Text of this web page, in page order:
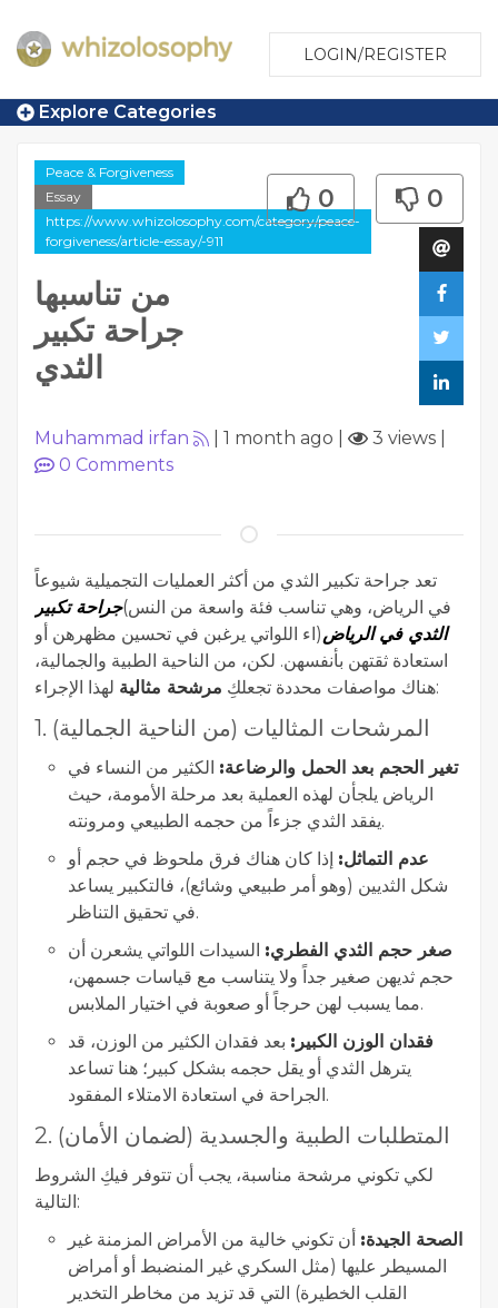
LOGIN/REGISTER
Explore Categories
Peace & Forgiveness
Essay
https://www.whizolosophy.com/category/peace-
forgiveness/article-essay/-911
من تناسبها
جراحة تكبير
الثدي
0 0
Muhammad irfan 1 month ago 3 views
0 Comments
تعد جراحة تكبير الثدي من أكثر العمليات التجميلية شيوعاً
في الرياض، وهي تناسب فئة واسعة من النس)جراحة تكبير
الثدي في الرياض(اء اللواتي يرغبن في تحسين مظهرهن أو
استعادة ثقتهن بأنفسهن. لكن، من الناحية الطبية والجمالية،
هناك مواصفات محددة تجعلكِ مرشحة مثالية لهذا الإجراء:
1. المرشحات المثاليات (من الناحية الجمالية)
تغير الحجم بعد الحمل والرضاعة: الكثير من النساء في
الرياض يلجأن لهذه العملية بعد مرحلة الأمومة، حيث
يفقد الثدي جزءاً من حجمه الطبيعي ومرونته.
عدم التماثل: إذا كان هناك فرق ملحوظ في حجم أو
شكل الثديين (وهو أمر طبيعي وشائع)، فالتكبير يساعد
في تحقيق التناظر.
صغر حجم الثدي الفطري: السيدات اللواتي يشعرن أن
حجم ثديهن صغير جداً ولا يتناسب مع قياسات جسمهن،
مما يسبب لهن حرجاً أو صعوبة في اختيار الملابس.
فقدان الوزن الكبير: بعد فقدان الكثير من الوزن، قد
يترهل الثدي أو يقل حجمه بشكل كبير؛ هنا تساعد
الجراحة في استعادة الامتلاء المفقود.
2. المتطلبات الطبية والجسدية (لضمان الأمان)
لكي تكوني مرشحة مناسبة، يجب أن تتوفر فيكِ الشروط
التالية:
الصحة الجيدة: أن تكوني خالية من الأمراض المزمنة غير
المسيطر عليها (مثل السكري غير المنضبط أو أمراض
القلب الخطيرة) التي قد تزيد من مخاطر التخدير